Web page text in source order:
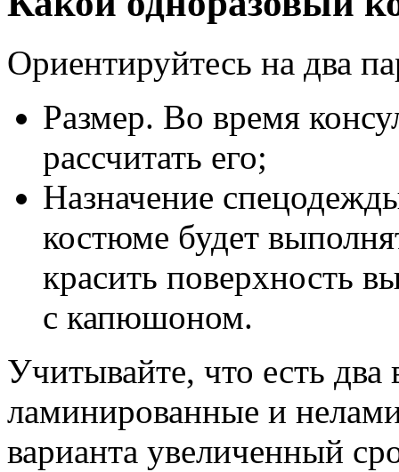
Ориентируйтесь на два
Размер. Во время
рассчитать его;
Назначение
костюме будет
красить поверхность
с капюшоном.
Учитывайте, что есть
ламинированные и
варианта увеличенный